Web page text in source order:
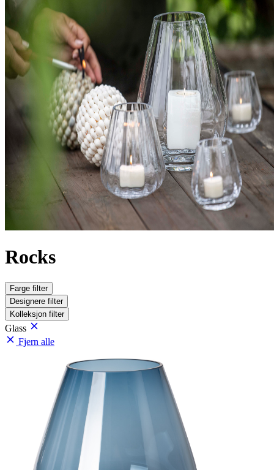
Rocks
Farge filter
Designere filter
Kolleksjon filter
Glass
Fjern alle